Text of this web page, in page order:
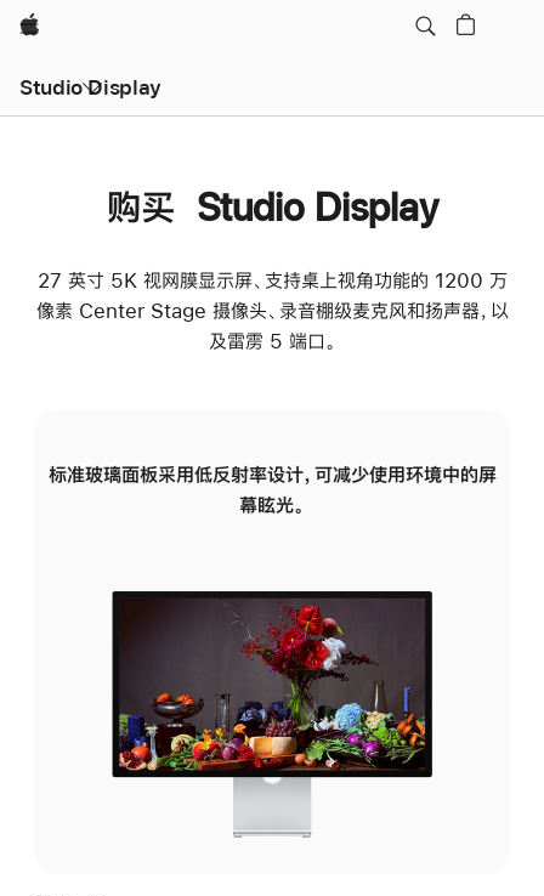
Apple
Studio Display
购买 Studio Display
27 英寸 5K 视网膜显示屏、支持桌上视角功能的 1200 万
像素 Center Stage 摄像头、录音棚级麦克风和扬声器，以
及雷雳 5 端口。
标准玻璃面板采用低反射率设计，可减少使用环境中的屏
幕眩光。